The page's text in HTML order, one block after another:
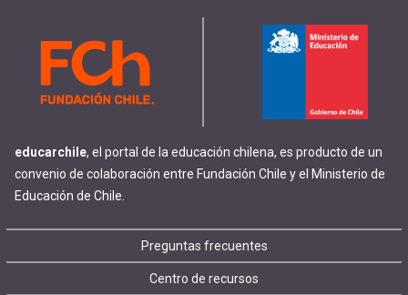
educarchile, el portal de la educación chilena, es producto de un
convenio de colaboración entre Fundación Chile y el Ministerio de
Educación de Chile.
Footer
Preguntas frecuentes
Centro de recursos